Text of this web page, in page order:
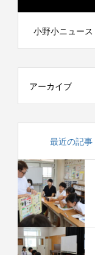
小野小ニュース
アーカイブ
最近の記事